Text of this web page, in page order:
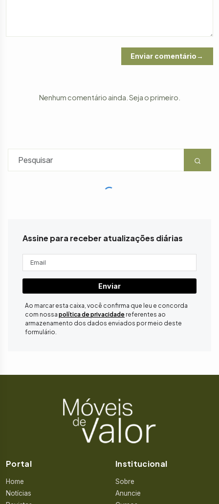
Enviar comentário
Nenhum comentário ainda. Seja o primeiro.
Assine para receber atualizações diárias
Enviar
Ao marcar esta caixa, você confirma que leu e concorda
com nossa política de privacidade referentes ao
armazenamento dos dados enviados por meio deste
formulário.
Portal
Home
Notícias
Institucional
Sobre
Anuncie